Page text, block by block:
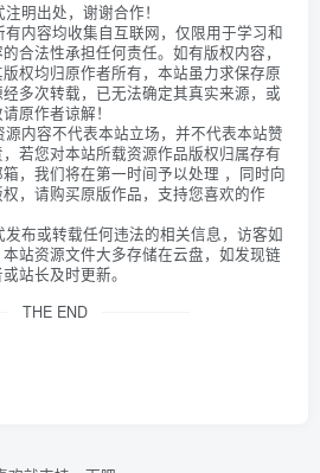
明出处，谢谢合作！
内容均收集自互联网，仅限用于学习和
合法性承担任何责任。如有版权内容，
权均归原作者所有，本站虽力求保存原
多次转载，已无法确定其真实来源，或
原作者谅解！
内容不代表本站立场，并不代表本站赞
若您对本站所载资源作品版权归属存有
，我们将在第一时间予以处理 ，同时向
，请购买原版作品，支持您喜欢的作
布或转载任何违法的相关信息，访客如
站资源文件大多存储在云盘，如发现链
站长及时更新。
THE END